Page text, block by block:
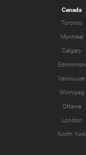
Canada
Toronto
Montreal
Calgary
Edmonton
Vancouver
Winnipeg
Ottawa
London
North York